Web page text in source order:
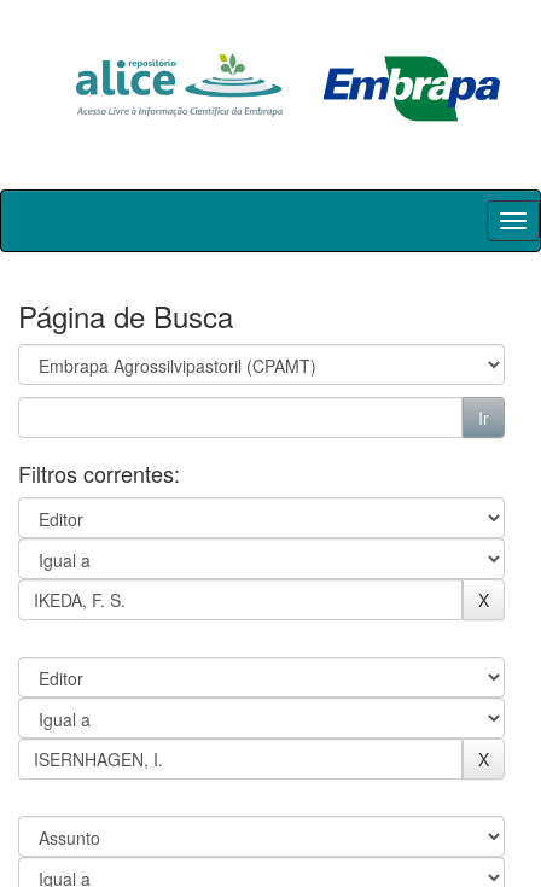
Skip
Página de Busca
Filtros correntes: